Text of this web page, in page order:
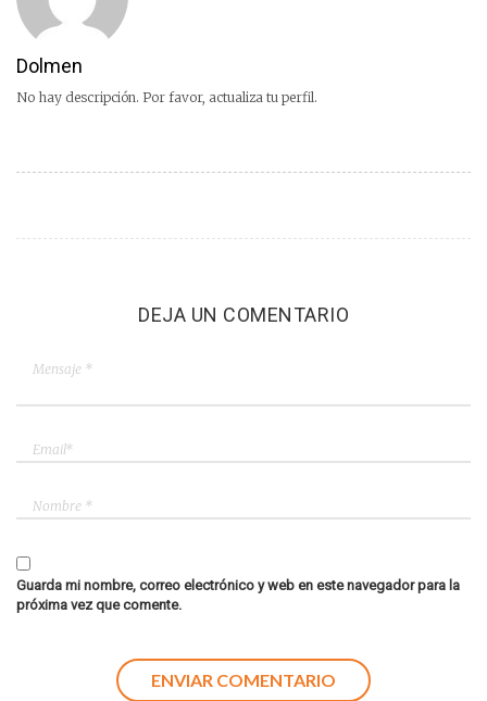
Dolmen
No hay descripción. Por favor, actualiza tu perfil.
DEJA UN COMENTARIO
Guarda mi nombre, correo electrónico y web en este navegador para la
próxima vez que comente.